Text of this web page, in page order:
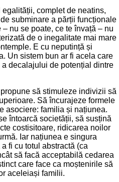
complet de neatins,
subminare a părții funcționale
nu se poate, ce te învață – nu
de o inegalitate mai mare
E cu neputință și
Un sistem bun ar fi acela care
decalajului de potențial dintre
să stimuleze indivizii să
Să încurajeze formele
asociere: familia și națiunea.
întoarcă societății, să susțină
costisitoare, ridicarea noilor
Iar națiunea e singura
fi cu totul abstractă (ca
să facă acceptabilă cedarea
care face ca moștenirile să
aceleiași familii.